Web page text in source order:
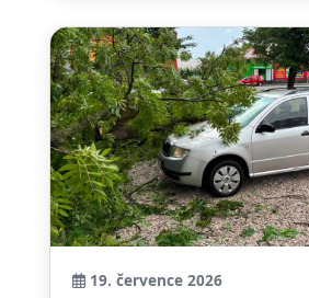
19. července 2026